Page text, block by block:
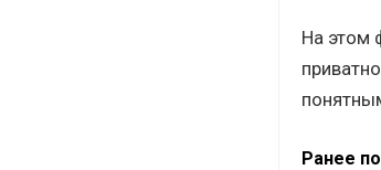
На этом
Ранее